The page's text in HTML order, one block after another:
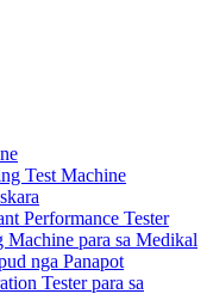
Test Machine
Performance Tester
Machine para sa Medikal
nga Panapot
Tester para sa